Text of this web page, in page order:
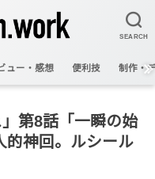
SEARCH
ュー・感想 便利技 制作・
第8話「一瞬の始
的神回。ルシール